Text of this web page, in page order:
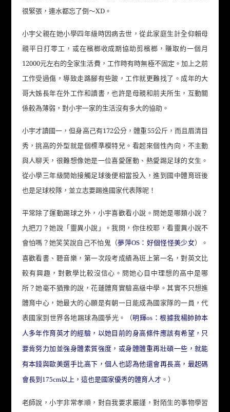
很緊張，連水都忘了倒～XD。
小宇父親在她小學四年級時因病去世，從此家庭生計全仰賴母
親平日打零工，或在檳榔收成期協助剪檳榔，賺取約一個月
12000元左右的全家生活費，工作時有時無極不固定。加上之前
工作受過傷，導致走路腳有些跛，工作就更難找了。成年的大
哥大姊長年在外工作和讀書，也許是母親和前夫所生，互動關
係較為薄弱，對小宇一家的生活沒有多大的協助。
小宇才讀國一，但身高己有172公分，體重55公斤，而且眉清目
秀，挑高的外型就是個標準模特兒。看起來個性內向，不主動
與人聊天，很難想像她是一位喜愛運動、熱愛踢足球的女生。
從小學三年級開始接觸足球後便相當投入，進到國中體育班後
也是足球校隊，並立志要踢進國家代表隊呢！
平常除了運動踢球之外，小宇喜歡看小說。問她是哪類小說？
九把刀？她說「靈異小說」。我問，你住校耶，看靈異小說不
會怕嗎？她笑笑說自己不怕鬼（夢萍OS：好個怪怪美少女）。
喜歡看書、聽音樂，第一次段考成績為班上第一名，對英文比
較有興趣，對數學比較沒信心。問她心目中理想的高中是哪
所？她毫不猶豫的說，花蓮體育實驗高級中學。其實不只想進
體育中心，她最大的心願是有朝一日能成為國家隊的一員，代
表國家到世界各地踢球為國爭光。（明輝os：根據我楊帥帥本
人多年作育英才的經驗，以她目前的身高條件應該有希望，只
要肯努力加並強身體素質強度，或身體體重再壯碩一些，就能
有本錢與歐美選手比高下，個人也認為他還會再長高，最起碼
會長到175cm以上，這也是國家優秀的體育人才。）
老師說，小宇非常孝順，對自我要求嚴謹，對陌生的事物學習